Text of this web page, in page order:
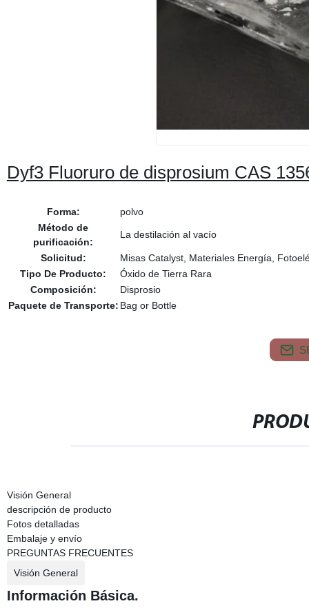
Dyf3 Fluoruro de disprosium CAS
Forma:
polvo
Método de
purificación:
La destilación al vacío
Solicitud:
Misas Catalyst, Materiales Energía,
Tipo De Producto:
Óxido de Tierra Rara
Composición:
Disprosio
Paquete de Transporte: Bag or Bottle
Visión General
descripción de producto
Fotos detalladas
Embalaje y envío
PREGUNTAS FRECUENTES
Visión General
Información Básica.